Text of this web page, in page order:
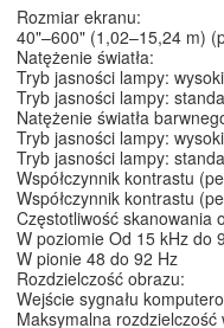
Rozmiar ekranu:
40"–600" (1,02–15,24 m)
Natężenie światła:
Tryb jasności lampy:
Tryb jasności lampy:
Natężenie światła
Tryb jasności lampy:
Tryb jasności lampy:
Współczynnik kontrastu
Współczynnik kontrastu
Częstotliwość skanowania
W poziomie Od 15 kHz do
W pionie 48 do 92 Hz
Rozdzielczość obrazu:
Wejście sygnału
Maksymalna